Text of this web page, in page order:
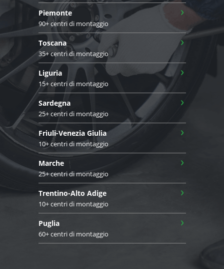
Piemonte
90+ centri di montaggio
›
Toscana
35+ centri di montaggio
›
Liguria
15+ centri di montaggio
›
Sardegna
25+ centri di montaggio
›
Friuli-Venezia Giulia
10+ centri di montaggio
›
Marche
25+ centri di montaggio
›
Trentino-Alto Adige
10+ centri di montaggio
›
Puglia
60+ centri di montaggio
›